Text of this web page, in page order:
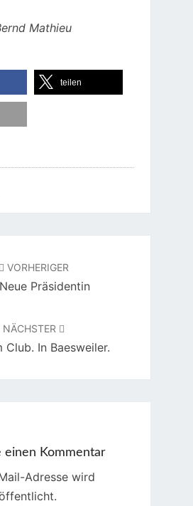
Mathieu
teilen
VORHERIGER
Präsidentin
NÄCHSTER
Club. In Baesweiler.
einen Kommentar
Adresse wird